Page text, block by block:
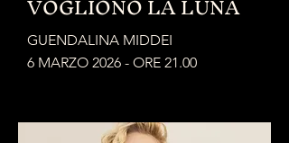
GUENDALINA MIDDEI
6 MARZO 2026 - ORE 21.00